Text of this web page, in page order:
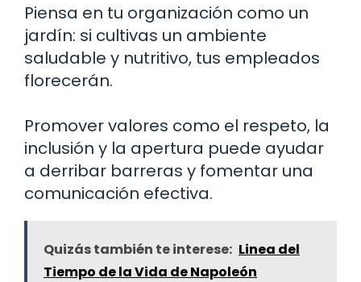
Piensa en tu organización como un
jardín: si cultivas un ambiente
saludable y nutritivo, tus empleados
florecerán.
Promover valores como el respeto, la
inclusión y la apertura puede ayudar
a derribar barreras y fomentar una
comunicación efectiva.
Quizás también te interese: Linea del
Tiempo de la Vida de Napoleón